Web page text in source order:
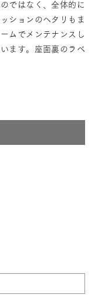
ではなく、全体的に
ションのヘタリもま
ムでメンテナンスし
ます。座面裏のラベ